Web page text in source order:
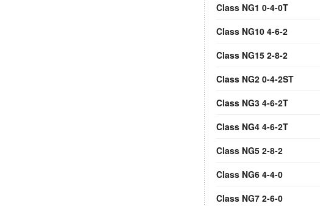
Class NG1 0-4-0T
Class NG10 4-6-2
Class NG15 2-8-2
Class NG2 0-4-2ST
Class NG3 4-6-2T
Class NG4 4-6-2T
Class NG5 2-8-2
Class NG6 4-4-0
Class NG7 2-6-0